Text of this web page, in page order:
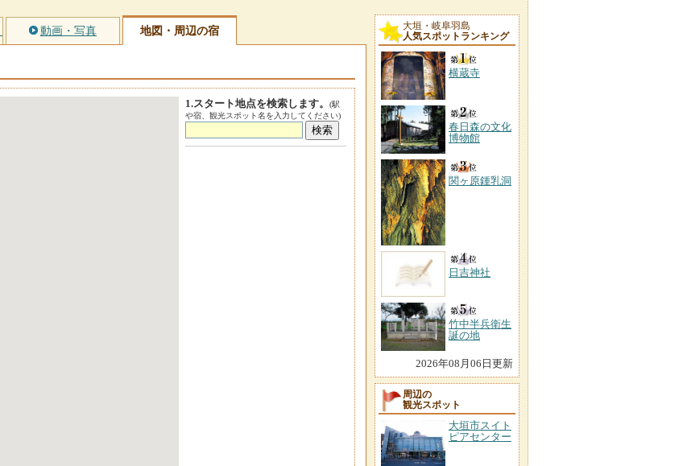
動画・写真 地図・周辺の宿
1.スタート地点を検索します。
(駅
や宿、観光スポット名を入力してください)
大垣・岐阜羽島
人気スポットランキング
横蔵寺
春日森の文化
博物館
関ヶ原鍾乳洞
日吉神社
竹中半兵衛生
誕の地
2026年08月06日更新
周辺の
観光スポット
大垣市スイト
ピアセンター